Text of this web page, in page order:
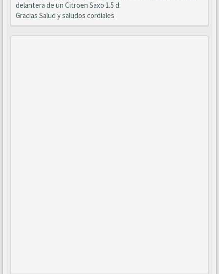
delantera de un Citroen Saxo 1.5 d.
Gracias Salud y saludos cordiales